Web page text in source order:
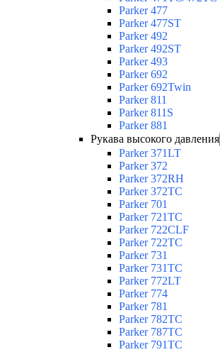
Parker 477
Parker 477ST
Parker 492
Parker 492ST
Parker 493
Parker 692
Parker 692Twin
Parker 811
Parker 811S
Parker 881
Рукава высокого давления
Parker 371LT
Parker 372
Parker 372RH
Parker 372TC
Parker 701
Parker 721TC
Parker 722CLF
Parker 722TC
Parker 731
Parker 731TC
Parker 772LT
Parker 774
Parker 781
Parker 782TC
Parker 787TC
Parker 791TC